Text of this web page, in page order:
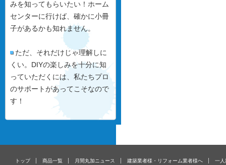
みを知ってもらいたい！ホーム
センターに行けば、確かに小冊
子があるかも知れません。
ただ、それだけじゃ理解しに
くい。DIYの楽しみを十分に知
っていただくには、私たちプロ
のサポートがあってこそなので
す！
トップ 商品一覧 月間丸加ニュース 建築業者様・リフォーム業者様へ 一